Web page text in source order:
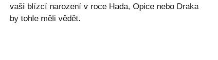
vaši blízcí narození v roce Hada, Opice nebo Draka
by tohle měli vědět.